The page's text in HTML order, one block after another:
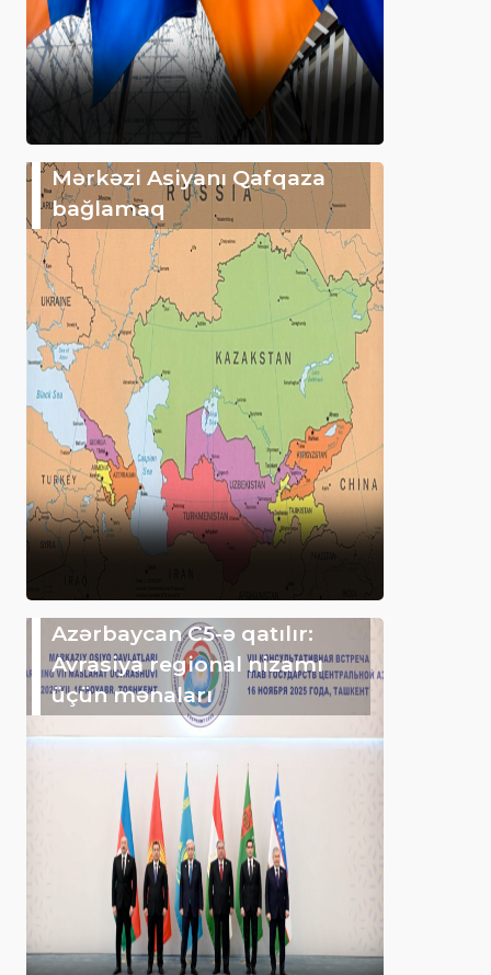
Mərkəzi Asiyanı Qafqaza
bağlamaq
Azərbaycan C5-ə qatılır:
Avrasiya regional nizamı
üçün mənaları